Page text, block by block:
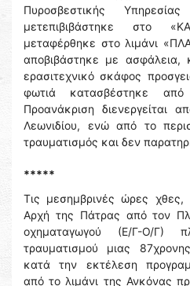
Πυροσβεστικής
μετεπιβιβάστηκε στο
μεταφέρθηκε στο λιμάνι
αποβιβάστηκε με ασφάλεια,
ερασιτεχνικό σκάφος
φωτιά κατασβέστηκε
Προανάκριση διενεργείται
Λεωνιδίου, ενώ από το
τραυματισμός και δεν
*****
Τις μεσημβρινές ώρες χθες,
Αρχή της Πάτρας από τον
οχηματαγωγού (Ε/Γ-Ο/Γ)
τραυματισμού μιας
κατά την εκτέλεση
από το λιμάνι της Ανκόνας